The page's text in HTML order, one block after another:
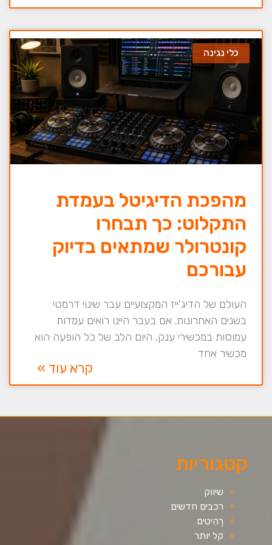
כלי נגינה
מהפכת הדיגיטל בעמדת
התקלוט: כך תבחרו
קונטרולר שמתאים בדיוק
עבורכם
העולם של הדיג'ייז המקצועיים עבר שינוי דרמטי
בשנים האחרונות. אם בעבר היינו רואים עמדות
עמוסות במכשירי ענק, היום הלב של כל הופעה הוא
מכשיר אחד
קרא עוד »
קטגוריות
שיווק
רכבים חדשים
רְהִיטִים
קל יותר